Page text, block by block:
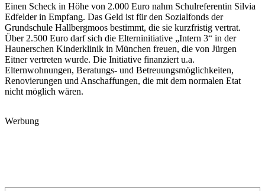
Einen Scheck in Höhe von 2.000 Euro nahm Schulreferentin Silvia
Edfelder in Empfang. Das Geld ist für den Sozialfonds der
Grundschule Hallbergmoos bestimmt, die sie kurzfristig vertrat.
Über 2.500 Euro darf sich die Elterninitiative „Intern 3“ in der
Haunerschen Kinderklinik in München freuen, die von Jürgen
Eitner vertreten wurde. Die Initiative finanziert u.a.
Elternwohnungen, Beratungs- und Betreuungsmöglichkeiten,
Renovierungen und Anschaffungen, die mit dem normalen Etat
nicht möglich wären.
Werbung